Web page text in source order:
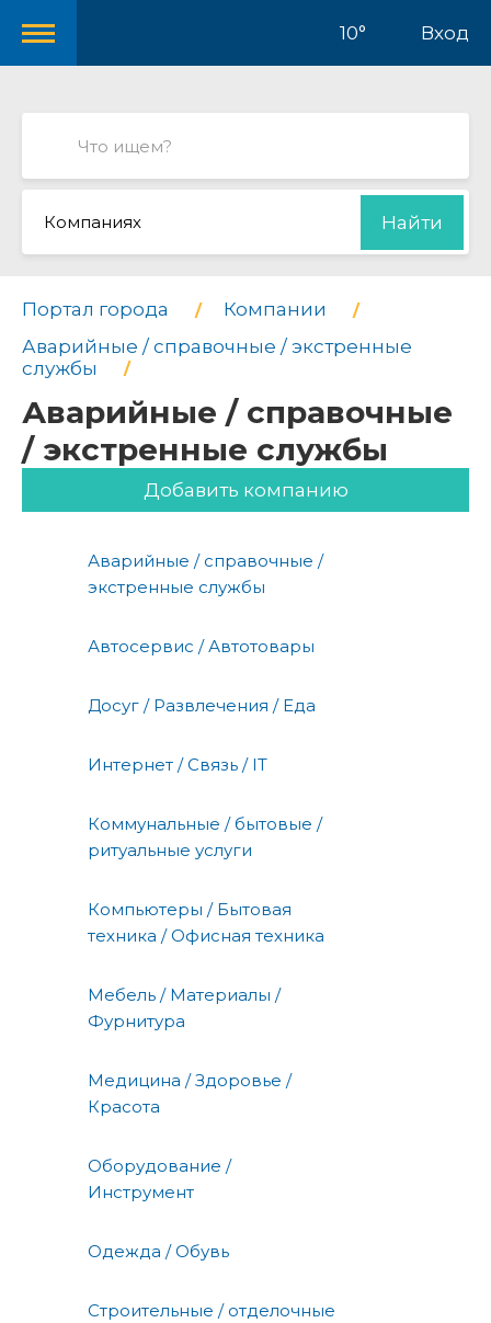
10° Вход
Компаниях Найти
Портал города
Компании
Аварийные / справочные / экстренные
службы
Аварийные / справочные
/ экстренные службы
Добавить компанию
Аварийные / справочные /
экстренные службы
Автосервис / Автотовары
Досуг / Развлечения / Еда
Интернет / Связь / IT
Коммунальные / бытовые /
ритуальные услуги
Компьютеры / Бытовая
техника / Офисная техника
Мебель / Материалы /
Фурнитура
Медицина / Здоровье /
Красота
Оборудование /
Инструмент
Одежда / Обувь
Строительные / отделочные